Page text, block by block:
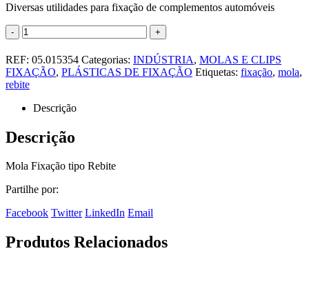
Diversas utilidades para fixação de complementos automóveis
- +
REF: 05.015354 Categorias: INDÚSTRIA, MOLAS E CLIPS
FIXAÇÃO, PLÁSTICAS DE FIXAÇÃO Etiquetas: fixação, mola,
rebite
Descrição
Descrição
Mola Fixação tipo Rebite
Partilhe por:
Facebook Twitter LinkedIn Email
Produtos Relacionados